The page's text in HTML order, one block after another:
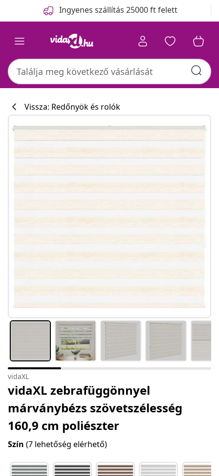
Ingyenes szállítás 25000 ft felett
Vissza: Redőnyök és rolók
vidaXL
vidaXL zebrafüggönnyel
márványbézs szövetszélesség
160,9 cm poliészter
Szín (7 lehetőség elérhető)